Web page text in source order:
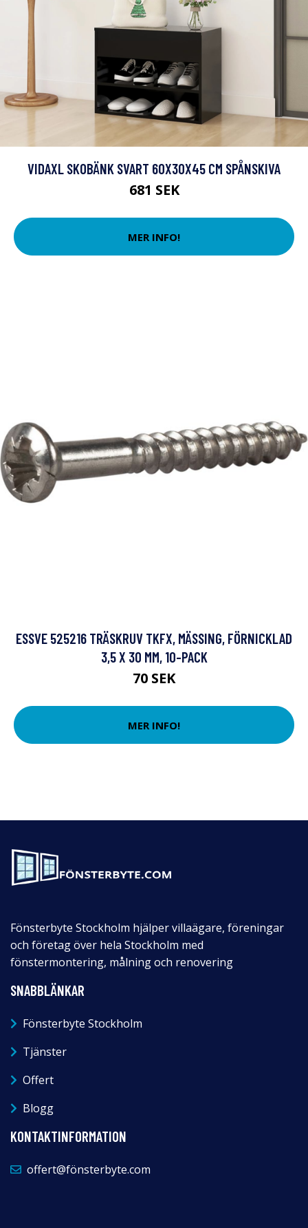
VIDAXL SKOBÄNK SVART 60X30X45 CM SPÅNSKIVA
681 SEK
MER INFO!
ESSVE 525216 TRÄSKRUV TKFX, MÄSSING, FÖRNICKLAD
3,5 X 30 MM, 10-PACK
70 SEK
MER INFO!
Fönsterbyte Stockholm hjälper villaägare, föreningar
och företag över hela Stockholm med
fönstermontering, målning och renovering
SNABBLÄNKAR
Fönsterbyte Stockholm
Tjänster
Offert
Blogg
KONTAKTINFORMATION
offert@fönsterbyte.com